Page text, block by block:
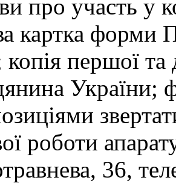
про участь у
картка форми
копія першої
України;
роботи
36,